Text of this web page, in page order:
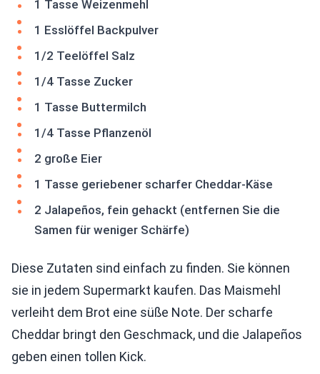
1 Tasse Weizenmehl
1 Esslöffel Backpulver
1/2 Teelöffel Salz
1/4 Tasse Zucker
1 Tasse Buttermilch
1/4 Tasse Pflanzenöl
2 große Eier
1 Tasse geriebener scharfer Cheddar-Käse
2 Jalapeños, fein gehackt (entfernen Sie die
Samen für weniger Schärfe)
Diese Zutaten sind einfach zu finden. Sie können
sie in jedem Supermarkt kaufen. Das Maismehl
verleiht dem Brot eine süße Note. Der scharfe
Cheddar bringt den Geschmack, und die Jalapeños
geben einen tollen Kick.